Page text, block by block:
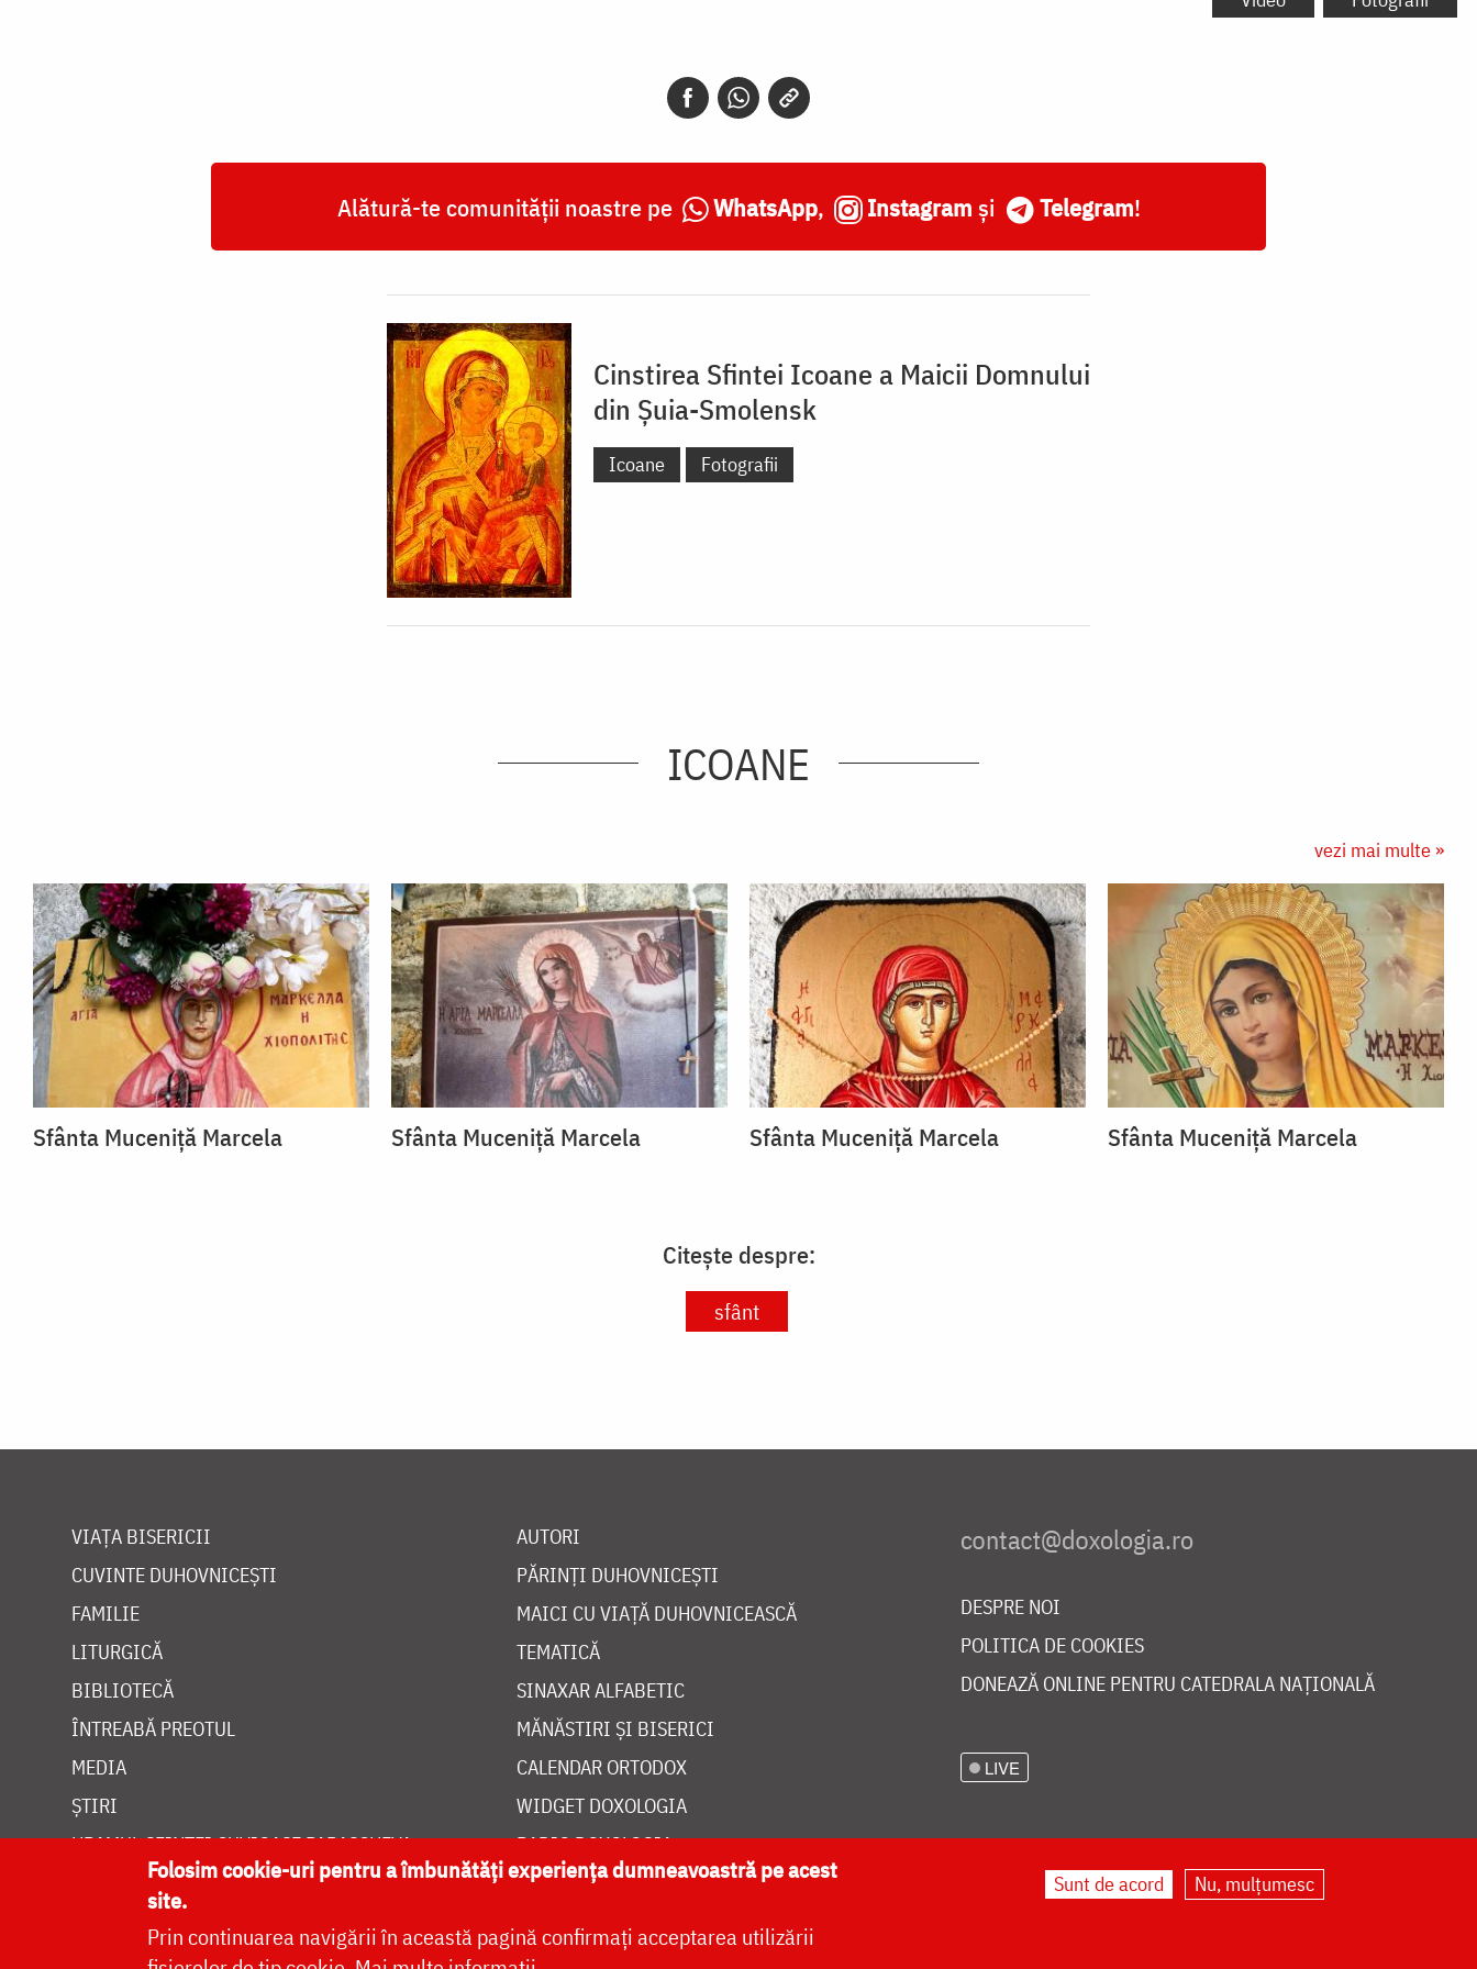
Alătură-te comunității noastre pe WhatsApp, Instagram și Telegram!
Cinstirea Sfintei Icoane a Maicii Domnului
din Șuia-Smolensk
Icoane Fotografii
ICOANE
vezi mai multe »
Sfânta Muceniță Marcela Sfânta Muceniță Marcela Sfânta Muceniță Marcela Sfânta Muceniță Marcela
Citește despre:
sfânt
VIAȚA BISERICII
CUVINTE DUHOVNICEȘTI
FAMILIE
LITURGICĂ
BIBLIOTECĂ
ÎNTREABĂ PREOTUL
MEDIA
ȘTIRI
HRAMUL SFINTEI CUVIOASE PARASCHEVA
AUTORI
PĂRINȚI DUHOVNICEȘTI
MAICI CU VIAȚĂ DUHOVNICEASCĂ
TEMATICĂ
SINAXAR ALFABETIC
MĂNĂSTIRI ȘI BISERICI
CALENDAR ORTODOX
WIDGET DOXOLOGIA
RADIO DOXOLOGIA
DESPRE NOI
POLITICA DE COOKIES
DONEAZĂ ONLINE PENTRU CATEDRALA NAȚIONALĂ
LIVE
Folosim cookie-uri pentru a îmbunătăți experiența dumneavoastră pe acest
site.
Prin continuarea navigării în această pagină confirmați acceptarea utilizării
Sunt de acord Nu, mulțumesc